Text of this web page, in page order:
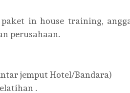
in house training,
perusahaan.
jemput Hotel/Bandara)
.